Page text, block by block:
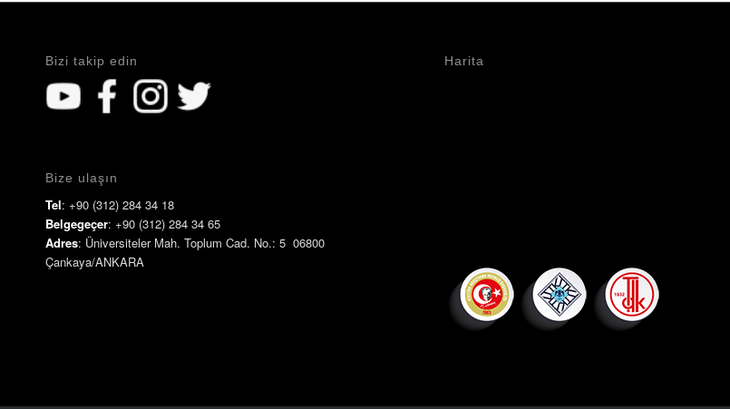
Bizi takip edin
Bize ulaşın
Tel: +90 (312) 284 34 18
Belgegeçer: +90 (312) 284 34 65
Adres: Üniversiteler Mah. Toplum Cad. No.: 5 06800
Çankaya/ANKARA
Harita